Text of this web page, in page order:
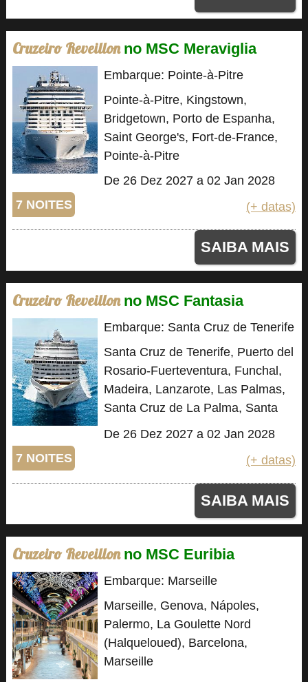
Cruzeiro Reveillon no MSC Meraviglia
7 NOITES
Embarque: Pointe-à-Pitre
Pointe-à-Pitre, Kingstown,
Bridgetown, Porto de Espanha,
Saint George's, Fort-de-France,
Pointe-à-Pitre
De 26 Dez 2027 a 02 Jan 2028
(+ datas)
SAIBA MAIS
Cruzeiro Reveillon no MSC Fantasia
7 NOITES
Embarque: Santa Cruz de Tenerife
Santa Cruz de Tenerife, Puerto del
Rosario-Fuerteventura, Funchal,
Madeira, Lanzarote, Las Palmas,
Santa Cruz de La Palma, Santa
Cruz de Tenerife
De 26 Dez 2027 a 02 Jan 2028
(+ datas)
SAIBA MAIS
Cruzeiro Reveillon no MSC Euribia
Embarque: Marseille
Marseille, Genova, Nápoles,
Palermo, La Goulette Nord
(Halqueloued), Barcelona,
Marseille